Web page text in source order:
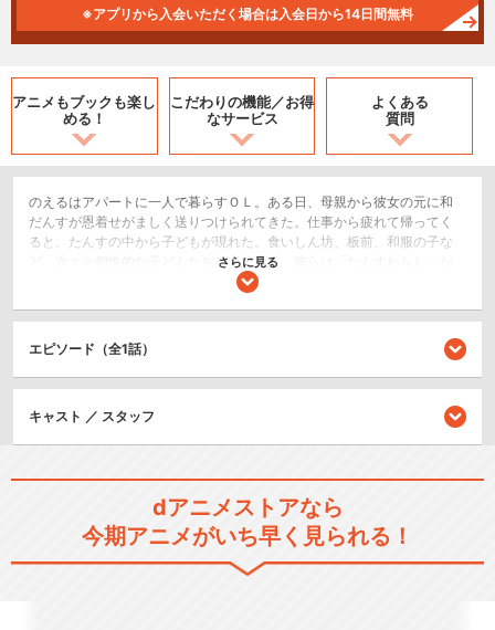
※アプリから入会いただく場合は入会日から14日間無料
アニメもブックも楽し
める！
こだわりの機能／お得
なサービス
よくある
質問
のえるはアパートに一人で暮らすＯＬ。ある日、母親から彼女の元に和
だんすが恩着せがましく送りつけられてきた。仕事から疲れて帰ってく
ると、たんすの中から子どもが現れた。食いしん坊、板前、和服の子な
ど、次々と個性的な子どもたちが出てくる。彼らは「たんすわらし」だ
った。大騒動が巻き起こり、最初は戸惑っていたのえるだったが、とも
シリーズ／関連のアニメ作品
わすれなぐも
アルモニ
さらに見る
エピソード（全1話）
キャスト ／ スタッフ
dアニメストアなら
今期アニメがいち早く見られる！